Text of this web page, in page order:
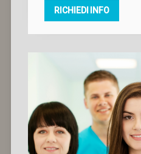
RICHIEDI INFO